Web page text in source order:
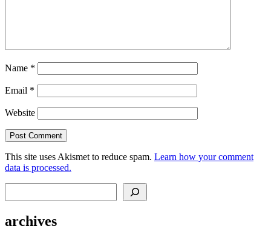
Name *
Email *
Website
This site uses Akismet to reduce spam. Learn how your comment
data is processed.
archives